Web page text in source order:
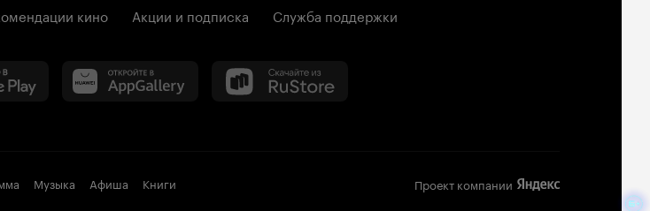
кино Акции и подписка Служба поддержки
Музыка Афиша Книги Проект компании